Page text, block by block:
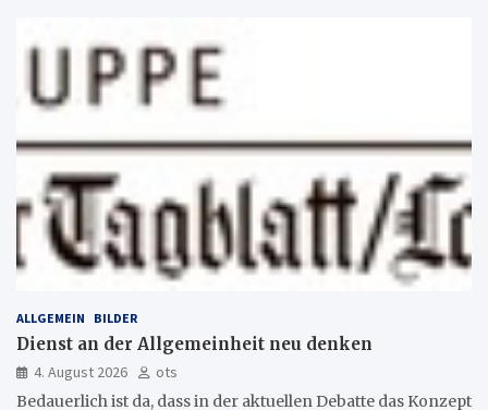
ALLGEMEIN BILDER
Dienst an der Allgemeinheit neu denken
4. August 2026
ots
Bedauerlich ist da, dass in der aktuellen Debatte das Konzept